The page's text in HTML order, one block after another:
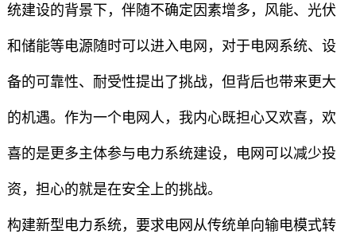
统建设的背景下，伴随不确定因素增多，风能、光伏
和储能等电源随时可以进入电网，对于电网系统、设
备的可靠性、耐受性提出了挑战，但背后也带来更大
的机遇。作为一个电网人，我内心既担心又欢喜，欢
喜的是更多主体参与电力系统建设，电网可以减少投
资，担心的就是在安全上的挑战。
构建新型电力系统，要求电网从传统单向输电模式转